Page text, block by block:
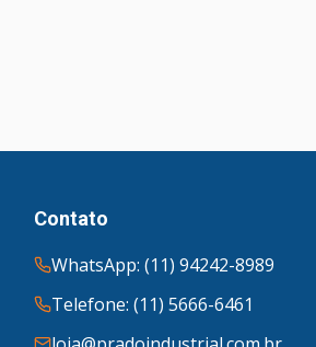
Contato
WhatsApp: (11) 94242-8989
Telefone: (11) 5666-6461